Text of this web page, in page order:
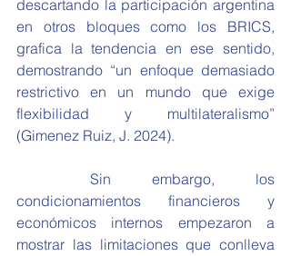
descartando la participación argentina
en otros bloques como los BRICS,
grafica la tendencia en ese sentido,
demostrando “un enfoque demasiado
restrictivo en un mundo que exige
flexibilidad y multilateralismo”
(Gimenez Ruiz, J. 2024).
condicionamientos financieros y
económicos internos empezaron a
mostrar las limitaciones que conlleva